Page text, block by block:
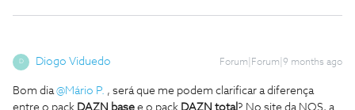
D Diogo Viduedo Forum|Forum|9 months ago
Bom dia ​ @Mário P. , será que me podem clarificar a diferença
entre o pack DAZN base e o pack DAZN total ? No site da NOS, a